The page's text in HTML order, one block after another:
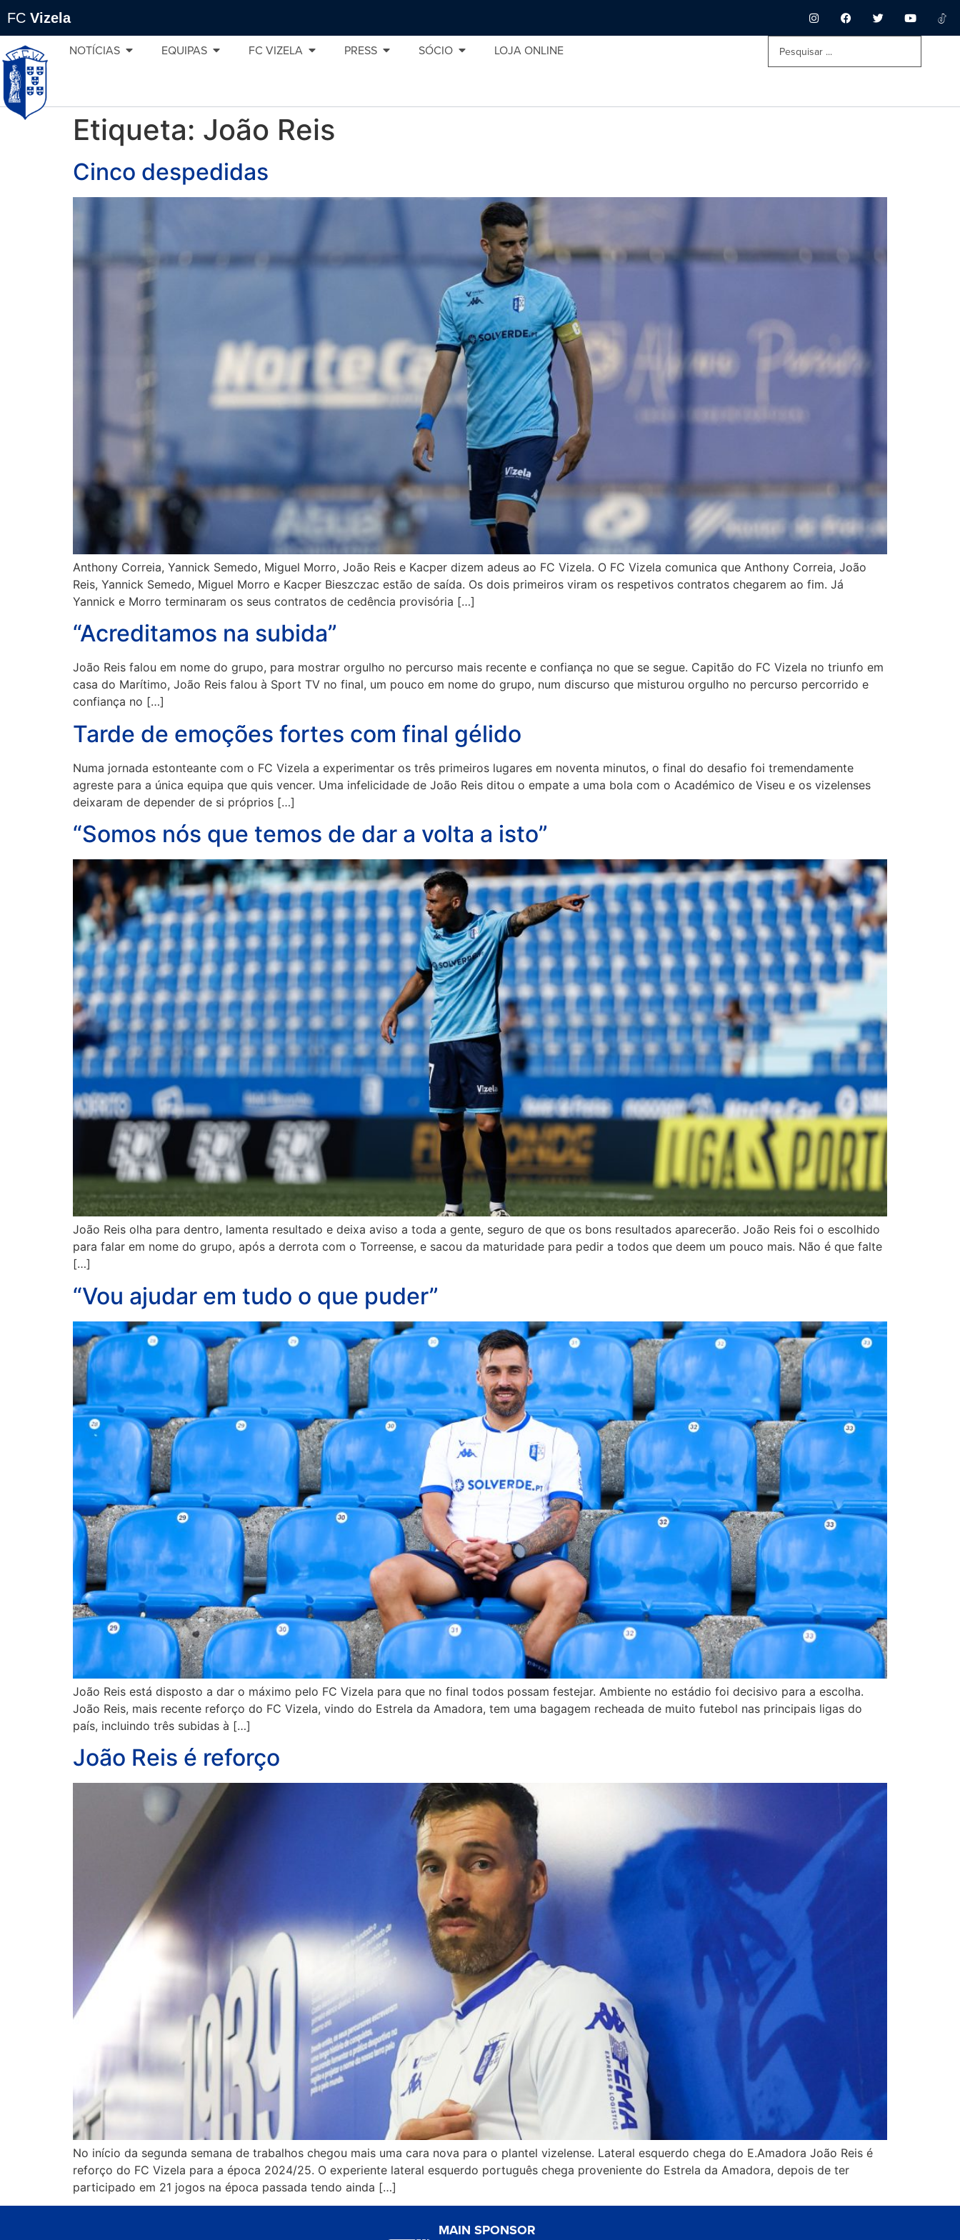
FC Vizela
NOTÍCIAS EQUIPAS FC VIZELA PRESS SÓCIO LOJA ONLINE
Etiqueta: João Reis
Cinco despedidas
Anthony Correia, Yannick Semedo, Miguel Morro, João Reis e Kacper dizem adeus ao FC Vizela. O FC Vizela comunica que Anthony Correia, João
Reis, Yannick Semedo, Miguel Morro e Kacper Bieszczac estão de saída. Os dois primeiros viram os respetivos contratos chegarem ao fim. Já
Yannick e Morro terminaram os seus contratos de cedência provisória […]
“Acreditamos na subida”
João Reis falou em nome do grupo, para mostrar orgulho no percurso mais recente e confiança no que se segue. Capitão do FC Vizela no triunfo em
casa do Marítimo, João Reis falou à Sport TV no final, um pouco em nome do grupo, num discurso que misturou orgulho no percurso percorrido e
confiança no […]
Tarde de emoções fortes com final gélido
Numa jornada estonteante com o FC Vizela a experimentar os três primeiros lugares em noventa minutos, o final do desafio foi tremendamente
agreste para a única equipa que quis vencer. Uma infelicidade de João Reis ditou o empate a uma bola com o Académico de Viseu e os vizelenses
deixaram de depender de si próprios […]
“Somos nós que temos de dar a volta a isto”
João Reis olha para dentro, lamenta resultado e deixa aviso a toda a gente, seguro de que os bons resultados aparecerão. João Reis foi o escolhido
para falar em nome do grupo, após a derrota com o Torreense, e sacou da maturidade para pedir a todos que deem um pouco mais. Não é que falte
[…]
“Vou ajudar em tudo o que puder”
João Reis está disposto a dar o máximo pelo FC Vizela para que no final todos possam festejar. Ambiente no estádio foi decisivo para a escolha.
João Reis, mais recente reforço do FC Vizela, vindo do Estrela da Amadora, tem uma bagagem recheada de muito futebol nas principais ligas do
país, incluindo três subidas à […]
João Reis é reforço
No início da segunda semana de trabalhos chegou mais uma cara nova para o plantel vizelense. Lateral esquerdo chega do E.Amadora João Reis é
reforço do FC Vizela para a época 2024/25. O experiente lateral esquerdo português chega proveniente do Estrela da Amadora, depois de ter
participado em 21 jogos na época passada tendo ainda […]
MAIN SPONSOR